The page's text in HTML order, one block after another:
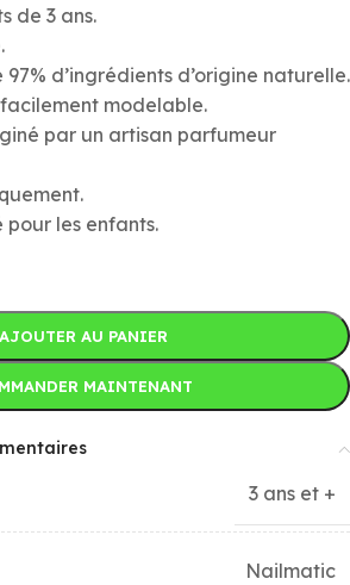
de 3 ans.
d’ingrédients d’origine naturelle.
modelable.
par un artisan parfumeur
pour les enfants.
AJOUTER AU PANIER
MAINTENANT
3 ans et +
Nailmatic